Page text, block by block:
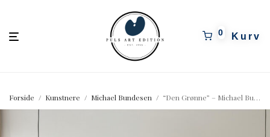
0
Forside / Kunstnere / Michael Bundesen / “Den Grønne” – Michael Bundesen